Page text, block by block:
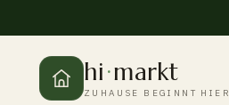
Inhalt
springen
hi·markt
ZUHAUSE BEGINNT HIER